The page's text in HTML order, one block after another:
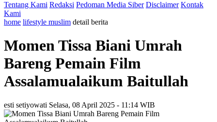
Tentang Kami Redaksi Pedoman Media Siber Disclaimer Kontak
Kami
home lifestyle muslim detail berita
Momen Tissa Biani Umrah
Bareng Pemain Film
Assalamualaikum Baitullah
esti setiyowati Selasa, 08 April 2025 - 11:14 WIB